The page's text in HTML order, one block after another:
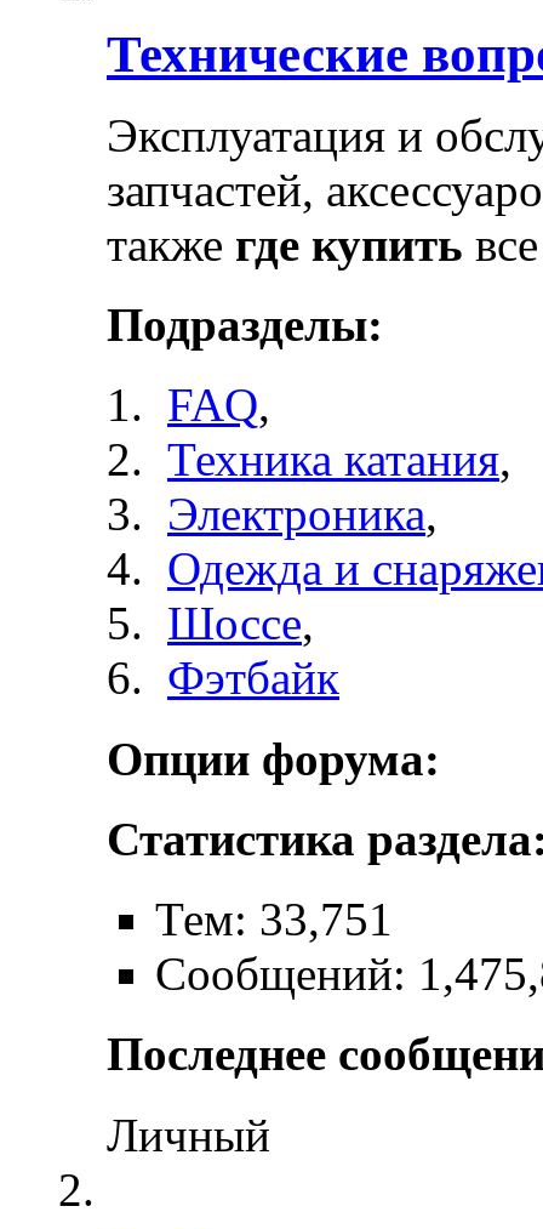
Технические
Эксплуатация и
запчастей,
также где купить
Подразделы:
FAQ,
Техника катания,
Электроника,
Одежда и
Шоссе,
Фэтбайк
Опции форума:
Статистика
Тем: 33,751
Сообщений:
Последнее
Личный